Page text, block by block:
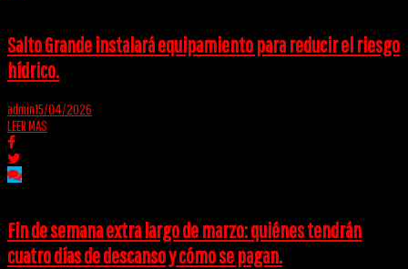
Salto Grande instalará equipamiento para reducir el riesgo
hídrico.
admin15/04/2026
LEER MAS
Fin de semana extra largo de marzo: quiénes tendrán
cuatro días de descanso y cómo se pagan.